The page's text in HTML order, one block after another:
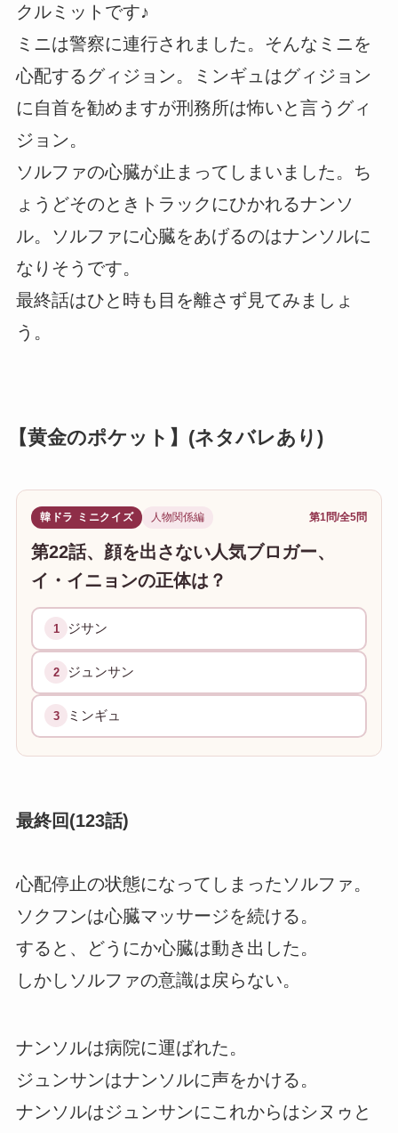
クルミットです♪
ミニは警察に連行されました。そんなミニを
心配するグィジョン。ミンギュはグィジョン
に自首を勧めますが刑務所は怖いと言うグィ
ジョン。
ソルファの心臓が止まってしまいました。ち
ょうどそのときトラックにひかれるナンソ
ル。ソルファに心臓をあげるのはナンソルに
なりそうです。
最終話はひと時も目を離さず見てみましょ
う。
【黄金のポケット】(ネタバレあり)
韓ドラ ミニクイズ 人物関係編 第1問/全5問
第22話、顔を出さない人気ブロガー、
イ・イニョンの正体は？
1 ジサン
2 ジュンサン
3 ミンギュ
最終回(123話)
心配停止の状態になってしまったソルファ。
ソクフンは心臓マッサージを続ける。
すると、どうにか心臓は動き出した。
しかしソルファの意識は戻らない。
ナンソルは病院に運ばれた。
ジュンサンはナンソルに声をかける。
ナンソルはジュンサンにこれからはシヌゥと